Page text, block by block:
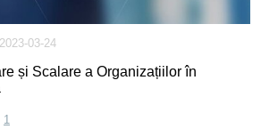
2023-03-24
și Scalare a Organizațiilor în
1